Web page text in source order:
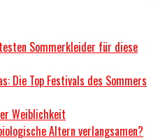
Sommerkleider für diese
Die Top Festivals des Sommers
Weiblichkeit
Altern verlangsamen?